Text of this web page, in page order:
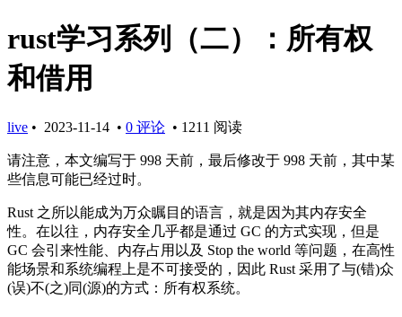
rust学习系列（二）：所有权
和借用
live • 2023-11-14 • 0 评论 • 1211 阅读
请注意，本文编写于 998 天前，最后修改于 998 天前，其中某
些信息可能已经过时。
Rust 之所以能成为万众瞩目的语言，就是因为其内存安全
性。在以往，内存安全几乎都是通过 GC 的方式实现，但是
GC 会引来性能、内存占用以及 Stop the world 等问题，在高性
能场景和系统编程上是不可接受的，因此 Rust 采用了与(错)众
(误)不(之)同(源)的方式：所有权系统。